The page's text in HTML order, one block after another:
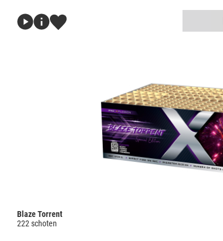
Blaze Torrent
222 schoten